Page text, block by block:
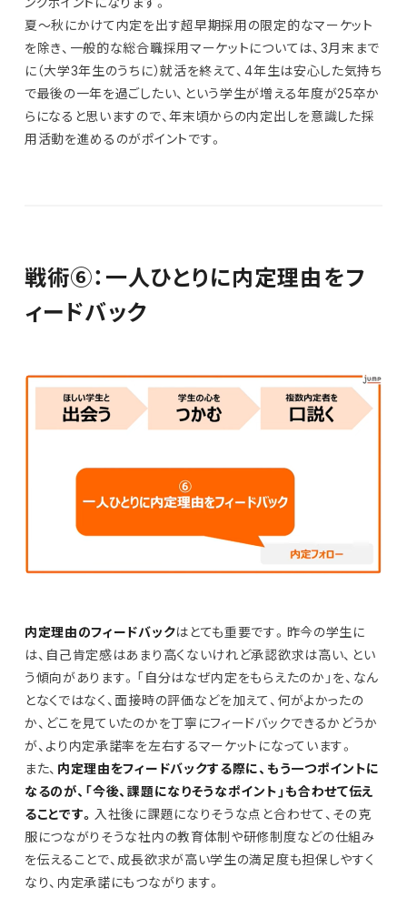
夏～秋にかけて内定を出す超早期採用の限定的なマーケット
を除き、一般的な総合職採用マーケットについては、3月末まで
に（大学3年生のうちに）就活を終えて、4年生は安心した気持ち
で最後の一年を過ごしたい、という学生が増える年度が25卒か
らになると思いますので、年末頃からの内定出しを意識した採
用活動を進めるのがポイントです。
戦術⑥：一人ひとりに内定理由をフ
ィードバック
内定理由のフィードバックはとても重要です。昨今の学生に
は、自己肯定感はあまり高くないけれど承認欲求は高い、とい
う傾向があります。「自分はなぜ内定をもらえたのか」を、なん
となくではなく、面接時の評価などを加えて、何がよかったの
か、どこを見ていたのかを丁寧にフィードバックできるかどうか
が、より内定承諾率を左右するマーケットになっています。
また、 内定理由をフィードバックする際に、もう一つポイントに
なるのが、「今後、課題になりそうなポイント」も合わせて伝え
ることです。 入社後に課題になりそうな点と合わせて、その克
服につながりそうな社内の教育体制や研修制度などの仕組み
を伝えることで、成長欲求が高い学生の満足度も担保しやすく
なり、内定承諾にもつながります。